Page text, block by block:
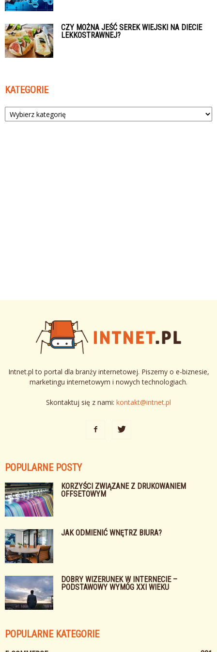
CZY MOŻNA JEŚĆ SEREK WIEJSKI NA DIECIE
LEKKOSTRAWNEJ?
KATEGORIE
Kategorie
Intnet.pl to portal dla branży internetowej. Piszemy o e-biznesie,
marketingu internetowym i nowych technologiach.
Skontaktuj się z nami: kontakt@intnet.pl
POPULARNE POSTY
KORZYŚCI ZWIĄZANE Z DRUKOWANIEM
OFFSETOWYM
JAK ODMIENIĆ WNĘTRZ BIURA?
DOBRY WIZERUNEK W INTERNECIE –
PODSTAWOWY WYMÓG XXI WIEKU
POPULARNE KATEGORIE